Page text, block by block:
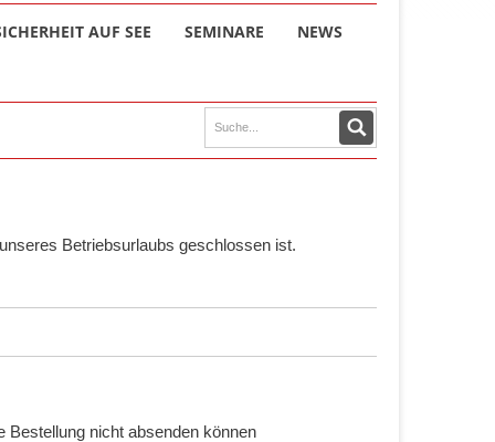
AUF SEE SEMINARE NEWS
Betriebsurlaubs geschlossen ist.
nicht absenden können